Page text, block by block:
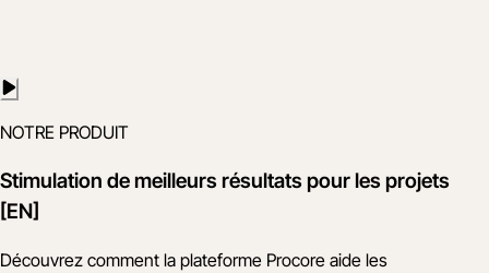
NOTRE PRODUIT
Stimulation de meilleurs résultats pour les projets
[EN]
Découvrez comment la plateforme Procore aide les